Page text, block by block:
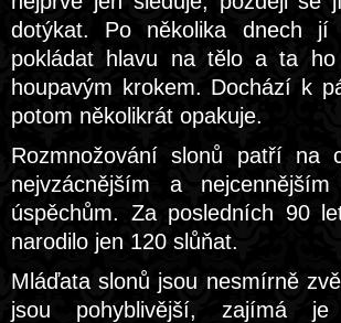
dotýkat. Po několika dnech jí
pokládat hlavu na tělo a ta ho
houpavým krokem. Dochází k
potom několikrát opakuje.
Rozmnožování slonů patří na
nejvzácnějším a nejcennějším
úspěchům. Za posledních 90
narodilo jen 120 slůňat.
Mláďata slonů jsou nesmírně
jsou pohyblivější, zajímá